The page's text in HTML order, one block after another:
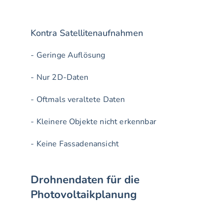
Kontra Satellitenaufnahmen
- Geringe Auflösung
- Nur 2D-Daten
- Oftmals veraltete Daten
- Kleinere Objekte nicht erkennbar
- Keine Fassadenansicht
Drohnendaten für die
Photovoltaikplanung